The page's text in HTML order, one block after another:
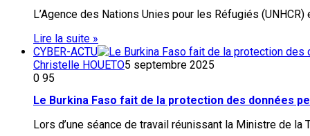
L’Agence des Nations Unies pour les Réfugiés
Lire la suite »
CYBER-ACTU
Christelle HOUETO5 septembre 2025
0 95
Le Burkina Faso fait de la protection des données
Lors d’une séance de travail réunissant la Ministre de